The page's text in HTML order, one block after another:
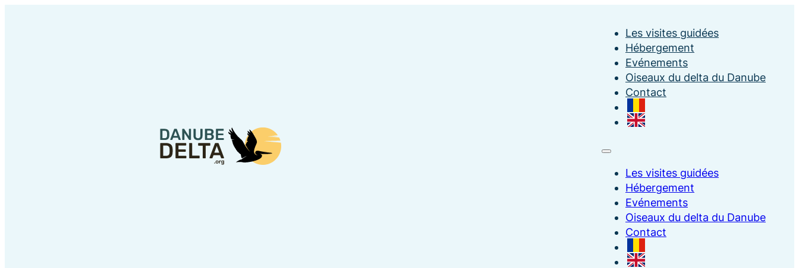
Les visites guidées
Hébergement
Evénements
Oiseaux du delta du Danube
Contact
Les visites guidées
Hébergement
Evénements
Oiseaux du delta du Danube
Contact